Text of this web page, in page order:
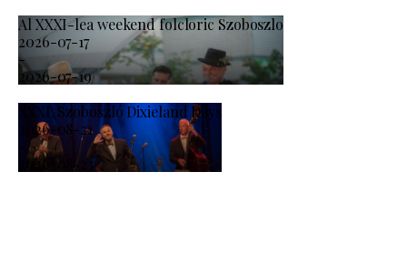
Al XXXI-lea weekend folcloric Szoboszlo
2026-07-17
-
2026-07-19
XXXI. Szoboszló Dixieland Days
2026-08-21
-
2026-08-23